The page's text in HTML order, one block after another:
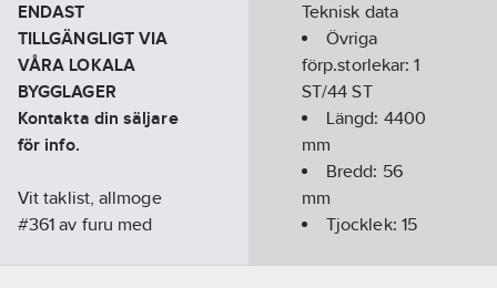
ENDAST
TILLGÄNGLIGT VIA
VÅRA LOKALA
BYGGLAGER
Kontakta din säljare
för info.
Vit taklist, allmoge
#361 av furu med
Teknisk data
Övriga
förp.storlekar:1
ST/44 ST
Längd: 4400
mm
Bredd: 56
mm
Tjocklek: 15